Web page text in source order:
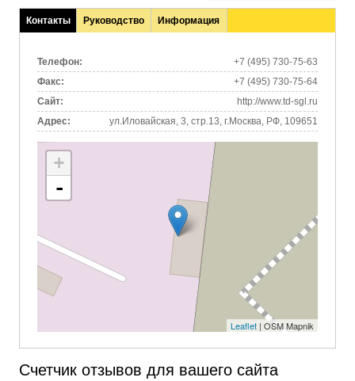
Контакты
(активная
Руководство Информация
Телефон:
+7 (495) 730-75-63
Факс:
+7 (495) 730-75-64
Сайт:
http://www.td-sgl.ru
Адрес:
ул.Иловайская, 3, стр.13, г.Москва, РФ, 109651
+
-
Leaflet| OSM Mapnik
Счетчик отзывов для вашего сайта